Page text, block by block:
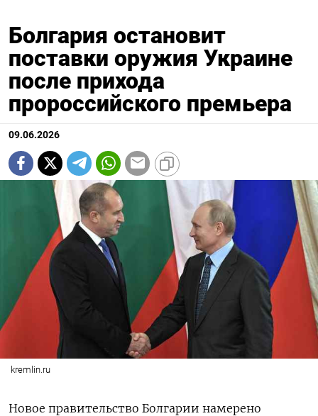
Болгария остановит
поставки оружия Украине
после прихода
пророссийского премьера
09.06.2026
kremlin.ru
Новое правительство Болгарии намерено